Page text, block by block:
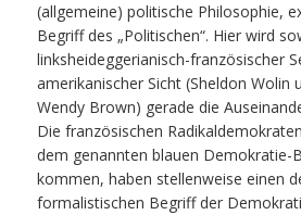
(allgemeine) politische Philosophie,
Begriff des „Politischen“. Hier wird
linksheideggerianisch-französischer
amerikanischer Sicht (Sheldon Wolin
Wendy Brown) gerade die
Die französischen
dem genannten blauen Demokratie-
kommen, haben stellenweise einen
formalistischen Begriff der